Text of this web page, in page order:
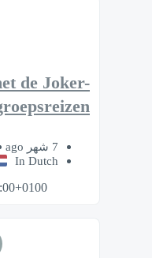
de Joker-
7 شهر ago
In Dutch